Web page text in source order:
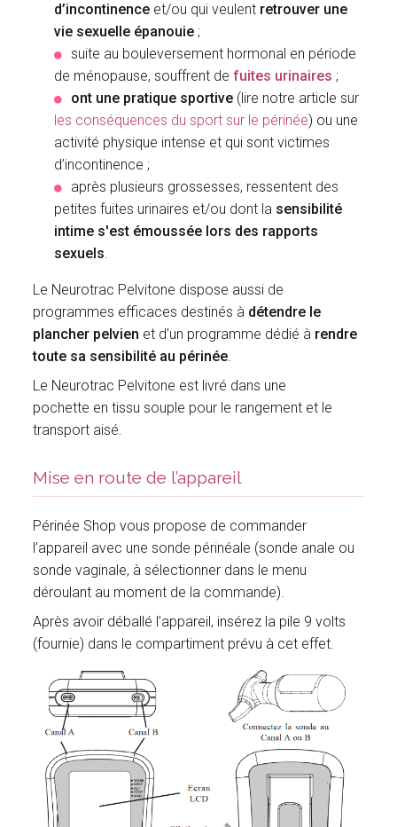
d’incontinence et/ou qui veulent retrouver une
vie sexuelle épanouie ;
suite au bouleversement hormonal en période
de ménopause, souffrent defuites urinaires ;
ont une pratique sportive (lire notre article sur
les conséquences du sport sur le périnée) ou une
activité physique intense et qui sont victimes
d’incontinence ;
après plusieurs grossesses, ressentent des
petites fuites urinaires et/ou dont la sensibilité
intime s'est émoussée lors des rapports
sexuels.
Le Neurotrac Pelvitone dispose aussi de
programmes efficaces destinés à détendre le
plancher pelvien et d'un programme dédié à rendre
toute sa sensibilité au périnée.
Le Neurotrac Pelvitone est livré dans une
pochette en tissu souple pour le rangement et le
transport aisé.
Mise en route de l’appareil
Périnée Shop vous propose de commander
l’appareil avec une sonde périnéale (sonde anale ou
sonde vaginale, à sélectionner dans le menu
déroulant au moment de la commande).
Après avoir déballé l’appareil, insérez la pile 9 volts
(fournie) dans le compartiment prévu à cet effet.